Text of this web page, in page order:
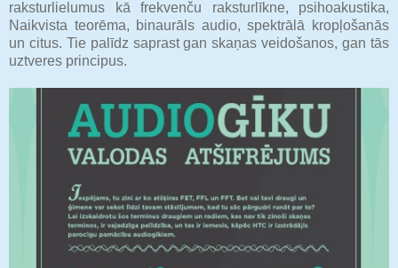
raksturlielumus kā frekvenču raksturlīkne, psihoakustika,
Naikvista teorēma, binaurāls audio, spektrālā kropļošanās
un citus. Tie palīdz saprast gan skaņas veidošanos, gan tās
uztveres principus.